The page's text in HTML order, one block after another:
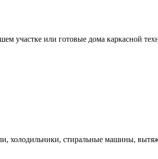
участке или готовые дома каркасной
холодильники, стиральные машины,